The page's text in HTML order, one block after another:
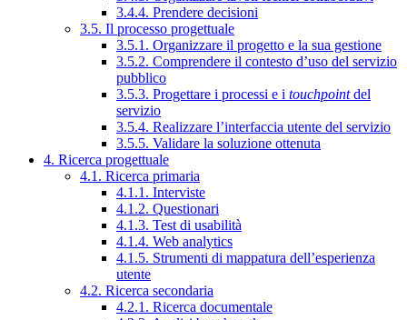
3.4.4. Prendere decisioni
3.5. Il processo progettuale
3.5.1. Organizzare il progetto e la sua gestione
3.5.2. Comprendere il contesto d’uso del servizio
pubblico
3.5.3. Progettare i processi e i touchpointdel
servizio
3.5.4. Realizzare l’interfaccia utente del servizio
3.5.5. Validare la soluzione ottenuta
4. Ricerca progettuale
4.1. Ricerca primaria
4.1.1. Interviste
4.1.2. Questionari
4.1.3. Test di usabilità
4.1.4. Web analytics
4.1.5. Strumenti di mappatura dell’esperienza
utente
4.2. Ricerca secondaria
4.2.1. Ricerca documentale